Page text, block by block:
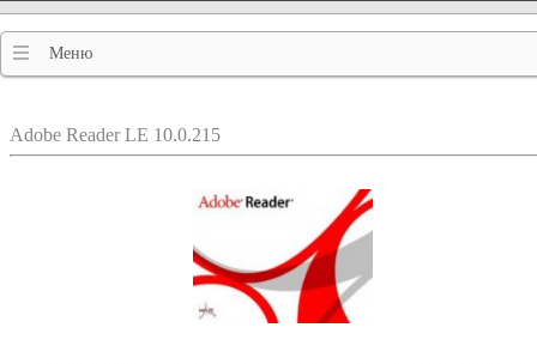
Меню
Adobe Reader LE 10.0.215